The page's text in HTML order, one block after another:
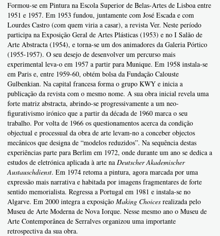
Formou-se em Pintura na Escola Superior de Belas-Artes de Lisboa entre
1951 e 1957. Em 1953 fundou, juntamente com José Escada e com
Lourdes Castro (com quem viria a casar), a revista Ver. Neste período
participa na Exposição Geral de Artes Plásticas (1953) e no I Salão de
Arte Abstracta (1954), e torna-se um dos animadores da Galeria Pórtico
(1955-1957). O seu desejo de desenvolver um percurso mais
experimental leva-o em 1957 a partir para Munique. Em 1958 instala-se
em Paris e, entre 1959-60, obtém bolsa da Fundação Calouste
Gulbenkian. Na capital francesa forma o grupo KWY e inicia a
publicação da revista com o mesmo nome. A sua obra inicial revela uma
forte matriz abstracta, abrindo-se progressivamente a um neo-
figurativismo irónico que a partir da década de 1960 marca o seu
trabalho. Por volta de 1966 os questionamentos acerca da condição
objectual e processual da obra de arte levam-no a conceber objectos
mecânicos que designa de “modelos reduzidos”. Na sequência destas
experiências parte para Berlim em 1972, onde durante um ano se dedica a
estudos de eletrónica aplicada à arte na Deutscher Akademischer
Austauschdienst. Em 1974 retoma a pintura, agora marcada por uma
expressão mais narrativa e habitada por imagens fragmentares de forte
sentido memorialista. Regressa a Portugal em 1981 e instala-se no
Algarve. Em 2000 integra a exposição Making Choices realizada pelo
Museu de Arte Moderna de Nova Iorque. Nesse mesmo ano o Museu de
Arte Contemporânea de Serralves organizou uma importante
retrospectiva da sua obra.